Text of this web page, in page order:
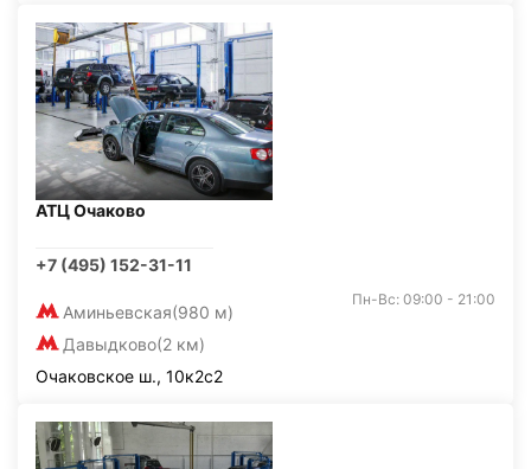
АТЦ Очаково
+7 (495) 152-31-11
Аминьевская(980 м)
Давыдково(2 км)
Пн-Вс: 09:00 - 21:00
Очаковское ш., 10к2с2